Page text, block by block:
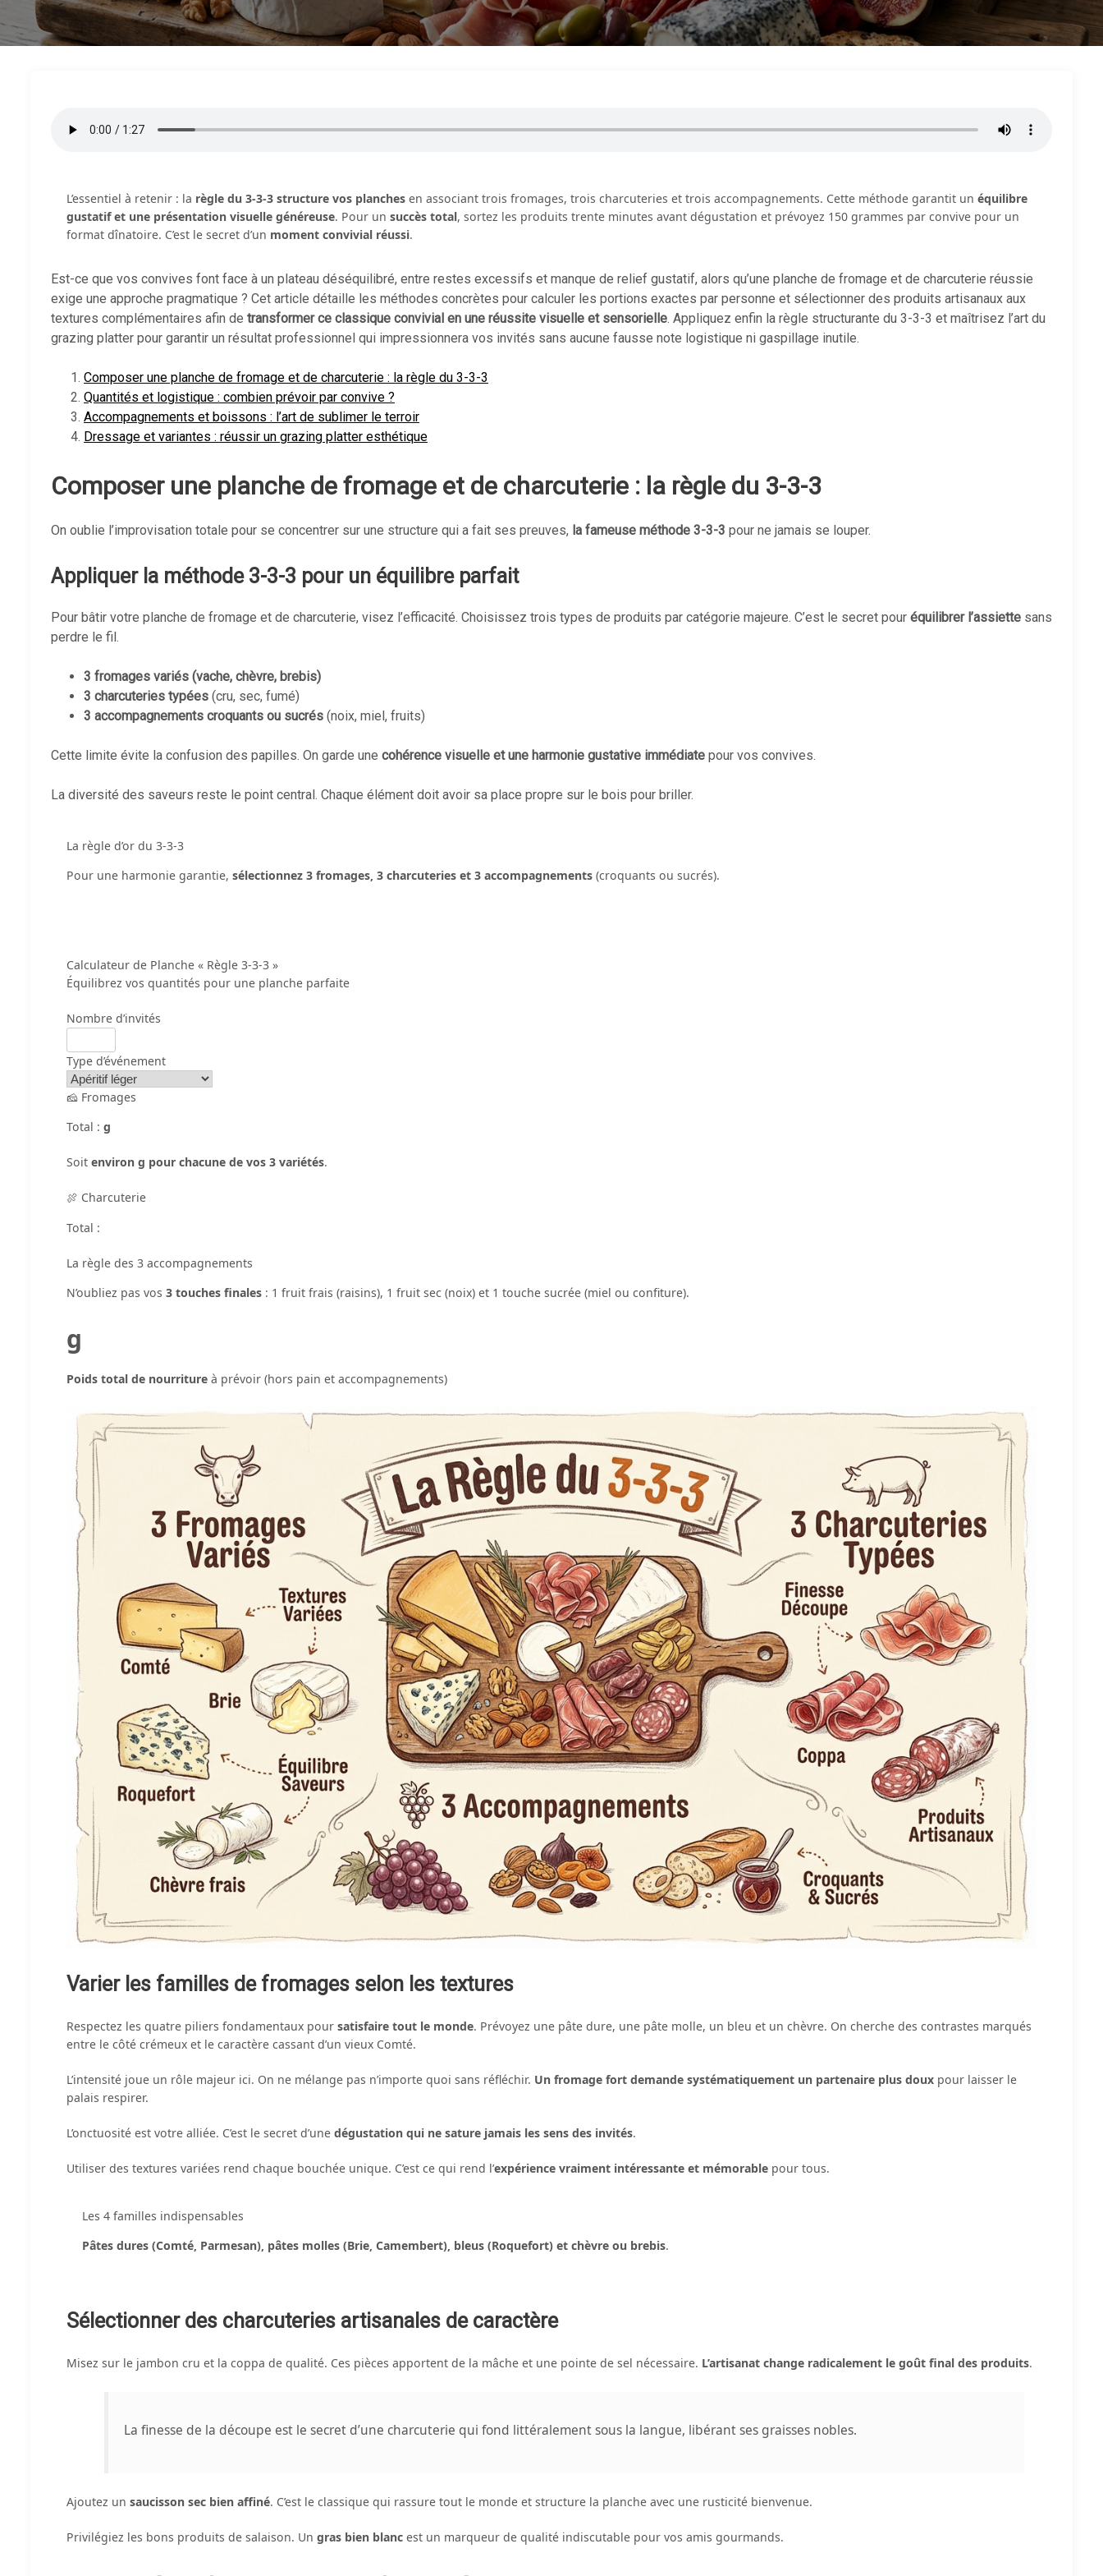
L’essentiel à retenir : la règle du 3-3-3 structure vos planchesen associant trois fromages, trois charcuteries et trois accompagnements. Cette méthode garantit un équilibre
gustatif et une présentation visuelle généreuse. Pour un succès total, sortez les produits trente minutes avant dégustation et prévoyez 150 grammes par convive pour un
format dînatoire. C’est le secret d’un moment convivial réussi.
Est-ce que vos convives font face à un plateau déséquilibré, entre restes excessifs et manque de relief gustatif, alors qu’une planche de fromage et de charcuterie réussie
exige une approche pragmatique ? Cet article détaille les méthodes concrètes pour calculer les portions exactes par personne et sélectionner des produits artisanaux aux
textures complémentaires afin de transformer ce classique convivial en une réussite visuelle et sensorielle. Appliquez enfin la règle structurante du 3-3-3 et maîtrisez l’art du
grazing platter pour garantir un résultat professionnel qui impressionnera vos invités sans aucune fausse note logistique ni gaspillage inutile.
Composer une planche de fromage et de charcuterie : la règle du 3-3-3
Quantités et logistique : combien prévoir par convive ?
Accompagnements et boissons : l’art de sublimer le terroir
Dressage et variantes : réussir un grazing platter esthétique
Composer une planche de fromage et de charcuterie : la règle du 3-3-3
On oublie l’improvisation totale pour se concentrer sur une structure qui a fait ses preuves, la fameuse méthode 3-3-3 pour ne jamais se louper.
Appliquer la méthode 3-3-3 pour un équilibre parfait
Pour bâtir votre planche de fromage et de charcuterie, visez l’efficacité. Choisissez trois types de produits par catégorie majeure. C’est le secret pour équilibrer l’assiette sans
perdre le fil.
3 fromages variés (vache, chèvre, brebis)
3 charcuteries typées (cru, sec, fumé)
3 accompagnements croquants ou sucrés (noix, miel, fruits)
Cette limite évite la confusion des papilles. On garde une cohérence visuelle et une harmonie gustative immédiate pour vos convives.
La diversité des saveurs reste le point central. Chaque élément doit avoir sa place propre sur le bois pour briller.
La règle d’or du 3-3-3
Pour une harmonie garantie, sélectionnez 3 fromages, 3 charcuteries et 3 accompagnements(croquants ou sucrés).
Calculateur de Planche « Règle 3-3-3 »
Équilibrez vos quantités pour une planche parfaite
Nombre d’invités
Type d’événement
🧀 Fromages
Total : g
Soit environ g pour chacune de vos 3 variétés.
🍖 Charcuterie
Total :
La règle des 3 accompagnements
N’oubliez pas vos 3 touches finales: 1 fruit frais (raisins), 1 fruit sec (noix) et 1 touche sucrée (miel ou confiture).
g
Poids total de nourritureà prévoir (hors pain et accompagnements)
Varier les familles de fromages selon les textures
Respectez les quatre piliers fondamentaux pour satisfaire tout le monde. Prévoyez une pâte dure, une pâte molle, un bleu et un chèvre. On cherche des contrastes marqués
entre le côté crémeux et le caractère cassant d’un vieux Comté.
L’intensité joue un rôle majeur ici. On ne mélange pas n’importe quoi sans réfléchir. Un fromage fort demande systématiquement un partenaire plus douxpour laisser le
palais respirer.
L’onctuosité est votre alliée. C’est le secret d’une dégustation qui ne sature jamais les sens des invités.
Utiliser des textures variées rend chaque bouchée unique. C’est ce qui rend l’expérience vraiment intéressante et mémorablepour tous.
Les 4 familles indispensables
Pâtes dures (Comté, Parmesan), pâtes molles (Brie, Camembert), bleus (Roquefort) et chèvre ou brebis.
Sélectionner des charcuteries artisanales de caractère
Misez sur le jambon cru et la coppa de qualité. Ces pièces apportent de la mâche et une pointe de sel nécessaire. L’artisanat change radicalement le goût final des produits.
La finesse de la découpe est le secret d’une charcuterie qui fond littéralement sous la langue, libérant ses graisses nobles.
Ajoutez un saucisson sec bien affiné. C’est le classique qui rassure tout le monde et structure la planche avec une rusticité bienvenue.
Privilégiez les bons produits de salaison. Un gras bien blancest un marqueur de qualité indiscutable pour vos amis gourmands.